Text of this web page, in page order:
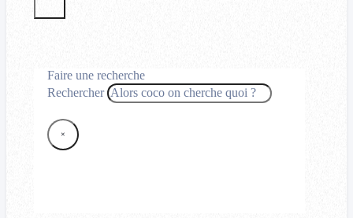
Faire une recherche
Rechercher
×